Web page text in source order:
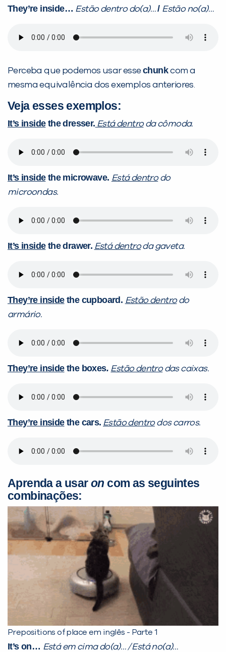
They’re inside… Estão dentro do(a)…/ Estão no(a)…
Perceba que podemos usar essechunkcom a
mesma equivalência dos exemplos anteriores.
Veja esses exemplos:
It’s insidethe dresser. Está dentroda cômoda.
It’s insidethe microwave. Está dentrodo
microondas.
It’s insidethe drawer. Está dentroda gaveta.
They’re insidethe cupboard. Estão dentrodo
armário.
They’re insidethe boxes. Estão dentrodas caixas.
They’re insidethe cars. Estão dentrodos carros.
Aprenda a usaron com as seguintes
combinações:
Prepositions of place em inglês - Parte 1
It’s on… Está em cima do(a)… / Está no(a)…